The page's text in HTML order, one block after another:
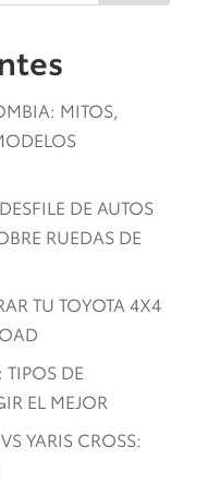
MITOS,
DE AUTOS
RUEDAS DE
TU TOYOTA 4X4
TIPOS DE
EL MEJOR
YARIS CROSS: